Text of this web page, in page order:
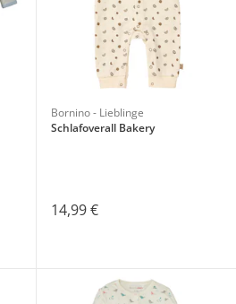
Bornino - Lieblinge
Schlafoverall Bakery
14,99 €